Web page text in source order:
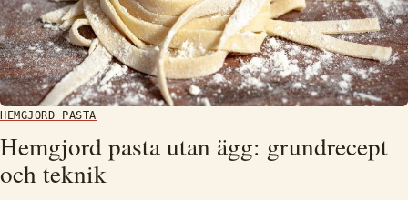
HEMGJORD PASTA
Hemgjord pasta utan ägg: grundrecept
och teknik